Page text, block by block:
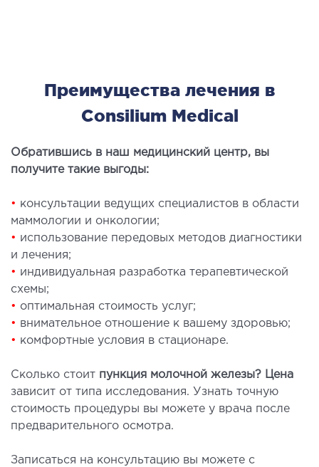
Преимущества лечения в
Consilium Medical
Обратившись в наш медицинский центр, вы
получите такие выгоды:
• консультации ведущих специалистов в области
маммологии и онкологии;
• использование передовых методов диагностики
и лечения;
• индивидуальная разработка терапевтической
схемы;
• оптимальная стоимость услуг;
• внимательное отношение к вашему здоровью;
• комфортные условия в стационаре.
Сколько стоит пункция молочной железы? Цена
зависит от типа исследования. Узнать точную
стоимость процедуры вы можете у врача после
предварительного осмотра.
Записаться на консультацию вы можете с